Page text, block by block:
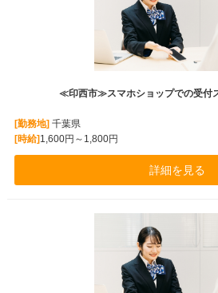
≪印西市≫スマホショップでの受付
[勤務地]千葉県
[時給]1,600円～1,800円
詳細を見る